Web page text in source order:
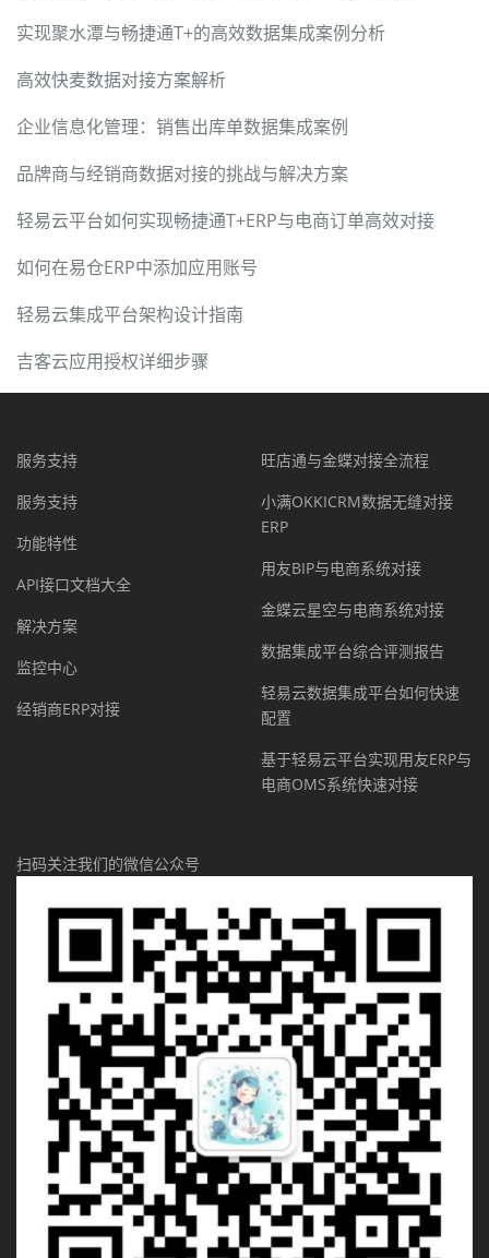
实现聚水潭与畅捷通T+的高效数据集成案例分析
高效快麦数据对接方案解析
企业信息化管理：销售出库单数据集成案例
品牌商与经销商数据对接的挑战与解决方案
轻易云平台如何实现畅捷通T+ERP与电商订单高效对接
如何在易仓ERP中添加应用账号
轻易云集成平台架构设计指南
吉客云应用授权详细步骤
服务支持
服务支持
功能特性
API接口文档大全
解决方案
监控中心
经销商ERP对接
旺店通与金蝶对接全流程
小满OKKICRM数据无缝对接
ERP
用友BIP与电商系统对接
金蝶云星空与电商系统对接
数据集成平台综合评测报告
轻易云数据集成平台如何快速
配置
基于轻易云平台实现用友ERP与
电商OMS系统快速对接
扫码关注我们的微信公众号